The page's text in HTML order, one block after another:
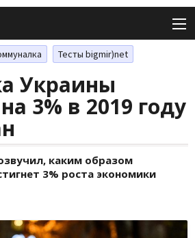
Тесты bigmir)net
Украины
3% в 2019 году
каким образом
3% роста экономики